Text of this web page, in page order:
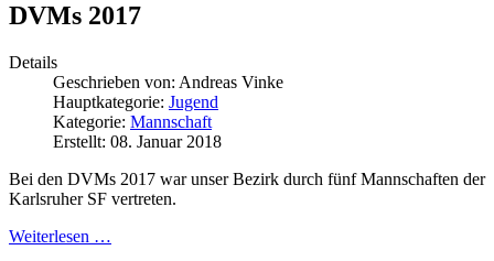
DVMs 2017
Details
Geschrieben von: Andreas Vinke
Hauptkategorie: Jugend
Kategorie: Mannschaft
Erstellt: 08. Januar 2018
Bei den DVMs 2017 war unser Bezirk durch fünf Mannschaften der
Karlsruher SF vertreten.
Weiterlesen …